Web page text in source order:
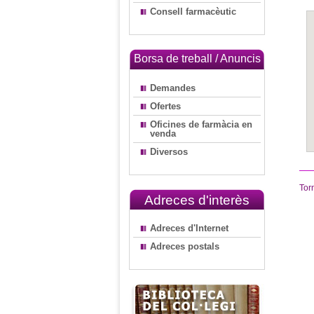
Consell farmacèutic
Borsa de treball / Anuncis
Demandes
Ofertes
Oficines de farmàcia en
venda
Diversos
Adreces d'interès
Adreces d'Internet
Adreces postals